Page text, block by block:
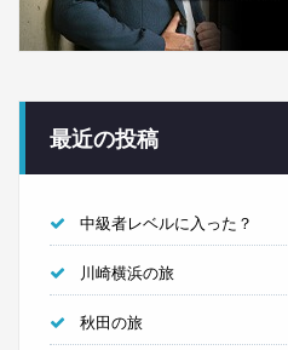
最近の投稿
中級者レベルに入った？
川崎横浜の旅
秋田の旅